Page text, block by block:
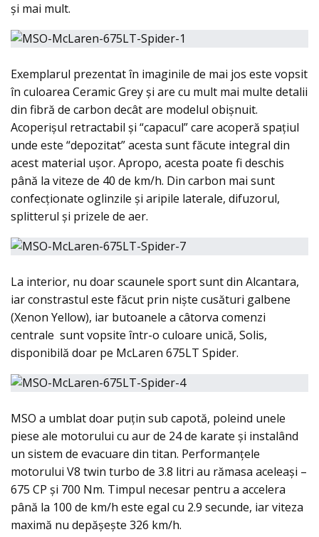
şi mai mult.
Exemplarul prezentat în imaginile de mai jos este vopsit
în culoarea Ceramic Grey şi are cu mult mai multe detalii
din fibră de carbon decât are modelul obişnuit.
Acoperişul retractabil şi “capacul” care acoperă spaţiul
unde este “depozitat” acesta sunt făcute integral din
acest material uşor. Apropo, acesta poate fi deschis
până la viteze de 40 de km/h. Din carbon mai sunt
confecţionate oglinzile şi aripile laterale, difuzorul,
splitterul şi prizele de aer.
La interior, nu doar scaunele sport sunt din Alcantara,
iar constrastul este făcut prin nişte cusături galbene
(Xenon Yellow), iar butoanele a câtorva comenzi
centrale sunt vopsite într-o culoare unică, Solis,
disponibilă doar pe McLaren 675LT Spider.
MSO a umblat doar puţin sub capotă, poleind unele
piese ale motorului cu aur de 24 de karate şi instalând
un sistem de evacuare din titan. Performanţele
motorului V8 twin turbo de 3.8 litri au rămasa aceleaşi –
675 CP şi 700 Nm. Timpul necesar pentru a accelera
până la 100 de km/h este egal cu 2.9 secunde, iar viteza
maximă nu depăşeşte 326 km/h.